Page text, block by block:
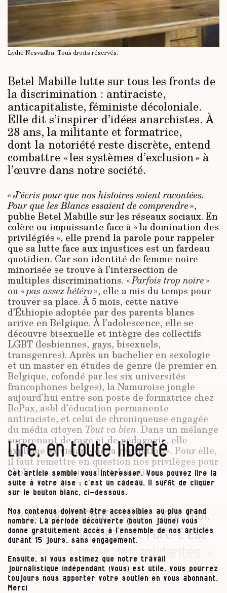
Lydie Nesvadba. Tous droits réservés.
Betel Mabille lutte sur tous les fronts de
la discrimination : antiraciste,
anticapitaliste, féministe décoloniale.
Elle dit s’inspirer d’idées anarchistes. À
28 ans, la militante et formatrice,
dont la notoriété reste discrète, entend
combattre « les systèmes d’exclusion » à
l’œuvre dans notre société.
« J’écris pour que nos histoires soient racontées.
Pour que les Blancs essaient de comprendre »,
publie Betel Mabille sur les réseaux sociaux. En
colère ou impuissante face à « la domination des
privilégiés », elle prend la parole pour rappeler
que sa lutte face aux injustices est un fardeau
quotidien. Car son identité de femme noire
minorisée se trouve à l’intersection de
multiples discriminations. «Parfois trop noire»
ou «pas assez hétéro », elle a mis du temps pour
trouver sa place. À 5 mois, cette native
d’Éthiopie adoptée par des parents blancs
arrive en Belgique. À l’adolescence, elle se
découvre bisexuelle et intègre des collectifs
LGBT (lesbiennes, gays, bisexuels,
transgenres). Après un bachelier en sexologie
et un master en études de genre (le premier en
Belgique, cofondé par les six universités
francophones belges), la Namuroise jongle
aujourd’hui entre son poste de formatrice chez
BePax, asbl d’éducation permanente
antiraciste, et celui de chroniqueuse engagée
du média citoyen Tout va bien. Dans un mélange
surprenant de rage et de pédagogie, elle
explique sa vision « de la révolution ». Pour elle,
il faut remettre en question nos privilèges pour
abolir les systèmes d’exploitation.
« Le communautarisme, pour moi,
c’est un mot beau et fort. C’est
parvenir à créer des solidarités. »
Lire, en toute liberté
Cet article semble vous intéresser. Vous pouvez lire la
suite à votre aise : c’est un cadeau. Il suffit de cliquer
sur le bouton blanc, ci-dessous.
Nos contenus doivent être accessibles au plus grand
nombre. La période découverte (bouton jaune) vous
donne gratuitement accès à l’ensemble de nos articles
durant 15 jours, sans engagement.
Ensuite, si vous estimez que notre travail
journalistique indépendant (vous) est utile, vous pourrez
toujours nous apporter votre soutien en vous abonnant.
Merci